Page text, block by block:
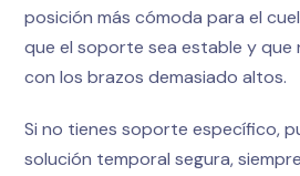
posición más cómoda para el
que el soporte sea estable y que
con los brazos demasiado altos.
Si no tienes soporte específico,
solución temporal segura,